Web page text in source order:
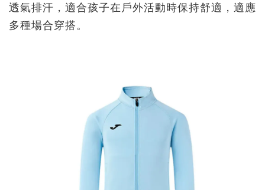
透氣排汗，適合孩子在戶外活動時保持舒適，適應
多種場合穿搭。